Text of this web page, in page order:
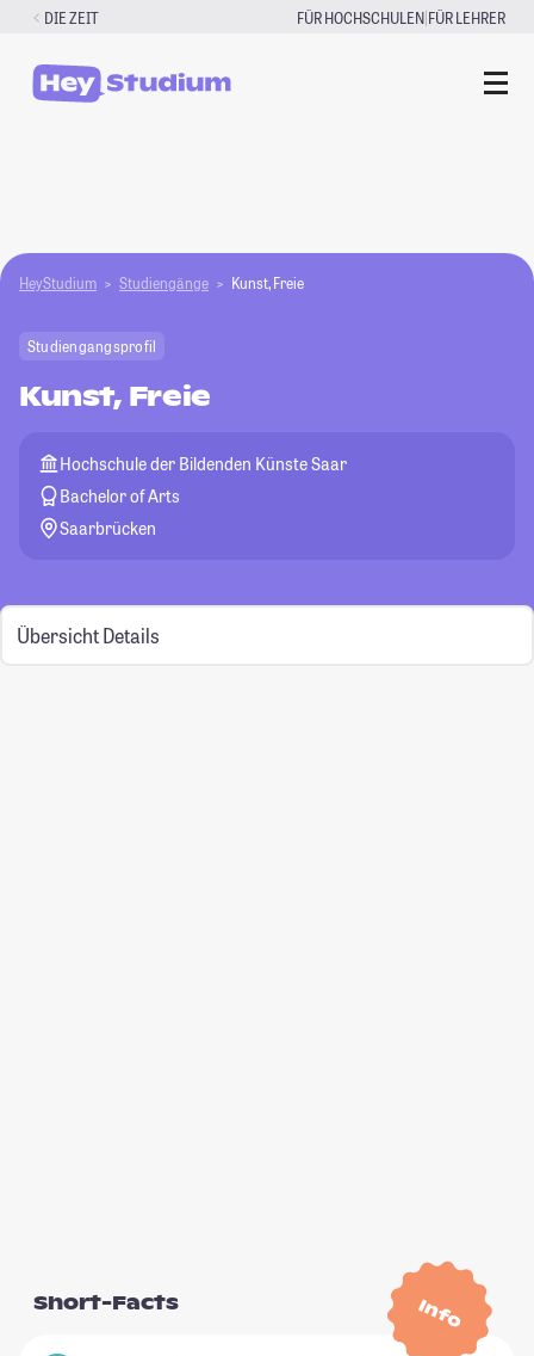
Zum
springen
DIE ZEIT FÜR HOCHSCHULEN|FÜR LEHRER
HeyStudium Studiengänge Kunst, Freie
Studiengangsprofil
Kunst, Freie
Hochschule der Bildenden Künste Saar
Bachelor of Arts
Saarbrücken
Übersicht Details
Info
Short-Facts